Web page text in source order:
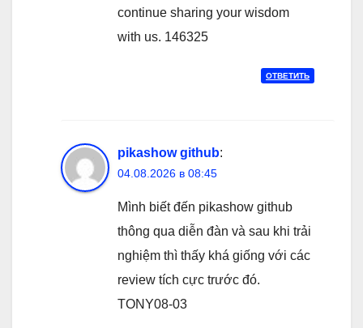
continue sharing your wisdom
with us. 146325
ОТВЕТИТЬ
pikashow github:
04.08.2026 в 08:45
Mình biết đến pikashow github
thông qua diễn đàn và sau khi trải
nghiệm thì thấy khá giống với các
review tích cực trước đó.
TONY08-03